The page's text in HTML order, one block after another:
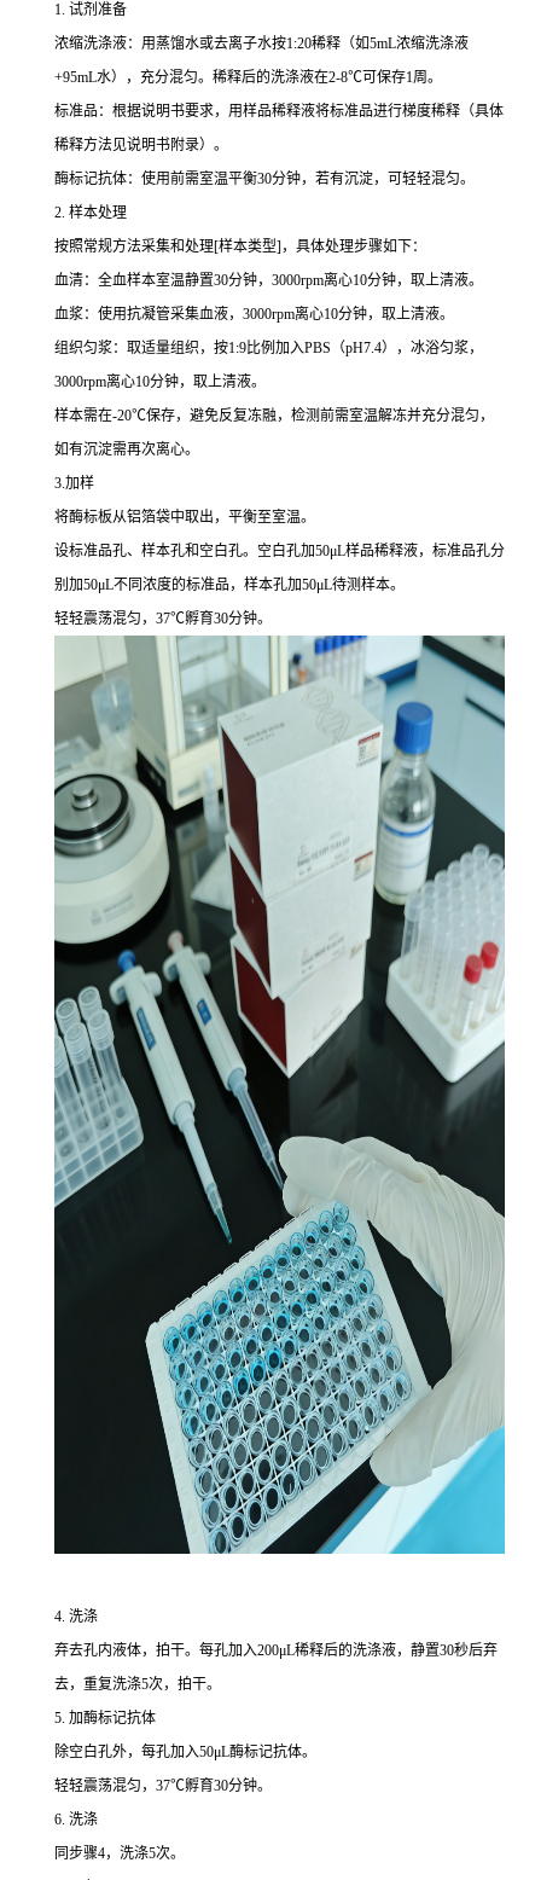
1. 试剂准备
浓缩洗涤液：用蒸馏水或去离子水按1:20稀释（如5mL浓缩洗涤液
+95mL水），充分混匀。稀释后的洗涤液在2-8℃可保存1周。
标准品：根据说明书要求，用样品稀释液将标准品进行梯度稀释（具体
稀释方法见说明书附录）。
酶标记抗体：使用前需室温平衡30分钟，若有沉淀，可轻轻混匀。
2. 样本处理
按照常规方法采集和处理[样本类型]，具体处理步骤如下：
血清：全血样本室温静置30分钟，3000rpm离心10分钟，取上清液。
血浆：使用抗凝管采集血液，3000rpm离心10分钟，取上清液。
组织匀浆：取适量组织，按1:9比例加入PBS（pH7.4），冰浴匀浆，
3000rpm离心10分钟，取上清液。
样本需在-20℃保存，避免反复冻融，检测前需室温解冻并充分混匀，
如有沉淀需再次离心。
3.加样
将酶标板从铝箔袋中取出，平衡至室温。
设标准品孔、样本孔和空白孔。空白孔加50μL样品稀释液，标准品孔分
别加50μL不同浓度的标准品，样本孔加50μL待测样本。
轻轻震荡混匀，37℃孵育30分钟。
4. 洗涤
弃去孔内液体，拍干。每孔加入200μL稀释后的洗涤液，静置30秒后弃
去，重复洗涤5次，拍干。
5. 加酶标记抗体
除空白孔外，每孔加入50μL酶标记抗体。
轻轻震荡混匀，37℃孵育30分钟。
6. 洗涤
同步骤4，洗涤5次。